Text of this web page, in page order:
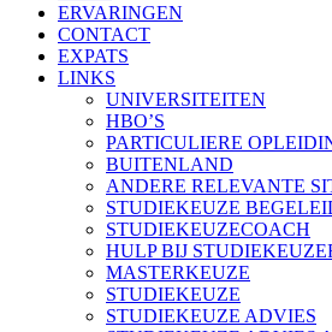
ERVARINGEN
CONTACT
EXPATS
LINKS
UNIVERSITEITEN
HBO’S
PARTICULIERE
BUITENLAND
ANDERE RELEVANTE
STUDIEKEUZE
STUDIEKEUZECOACH
HULP BIJ
MASTERKEUZE
STUDIEKEUZE
STUDIEKEUZE ADVIES